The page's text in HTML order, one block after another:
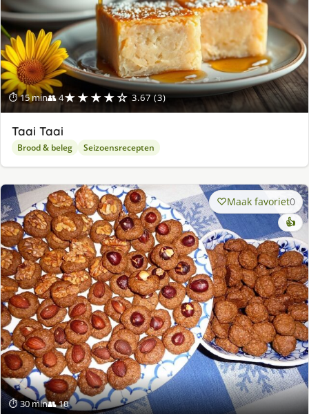
⏱ 15 min👥 4★★★★☆ 3.67 (3)
Taai Taai
Brood & beleg Seizoensrecepten
⏱ 30 min👥 10
Maak favoriet0
👍